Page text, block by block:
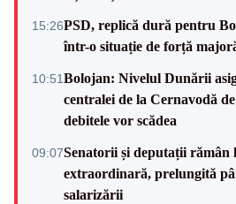
15:26PSD, replică dură pentru
într-o situație de forță
10:51Bolojan: Nivelul Dunării
centralei de la Cernavodă
debitele vor scădea
09:07Senatorii și deputații rămân
extraordinară, prelungită
salarizării